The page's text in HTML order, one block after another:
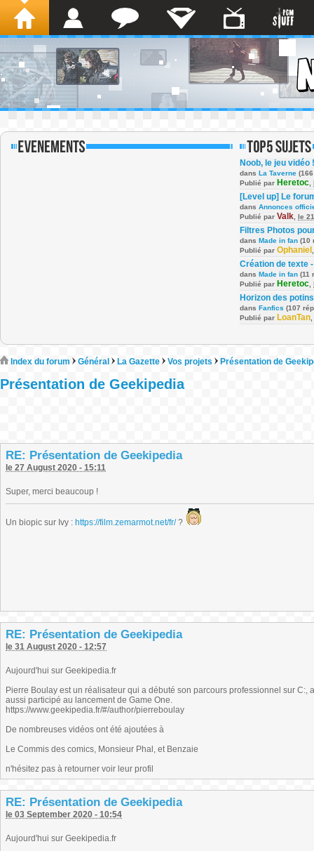
Noob, le jeu vidéo !
dans La Taverne
Publié par Heretoc
[Level up] Le
dans Annonces
Publié par Valk le
Filtres Photos
dans Made in fan (10
Publié par Ophaniel
Création de texte
dans Made in fan (11
Publié par Heretoc
Horizon des potins
dans Fanfics (107
Publié par LoanTan
Index du forum Général La Gazette Vos projets Présentation de
Présentation de Geekipedia
RE: Présentation de Geekipedia
le 27 August 2020 - 15:11
Super, merci beaucoup !
Un biopic sur Ivy : https://film.zemarmot.net/fr/?
RE: Présentation de Geekipedia
le 31 August 2020 - 12:57
Aujourd'hui sur Geekipedia.fr
Pierre Boulay est un réalisateur qui a débuté son parcours professionnel sur
aussi participé au lancement de Game One.
https://www.geekipedia.fr/#/author/pierreboulay
De nombreuses vidéos ont été ajoutées à
Le Commis des comics, Monsieur Phal, et Benzaie
n'hésitez pas à retourner voir leur profil
RE: Présentation de Geekipedia
le 03 September 2020 - 10:54
Aujourd'hui sur Geekipedia.fr